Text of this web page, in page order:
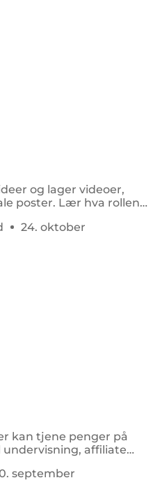
og lager videoer,
poster. Lær hva rollen
24. oktober
kan tjene penger på
undervisning, affiliate
september